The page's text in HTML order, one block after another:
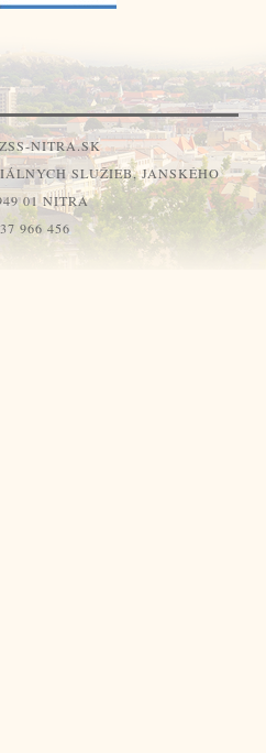
NITRA.SK
SLUŽIEB, JANSKÉHO
01 NITRA
966 456